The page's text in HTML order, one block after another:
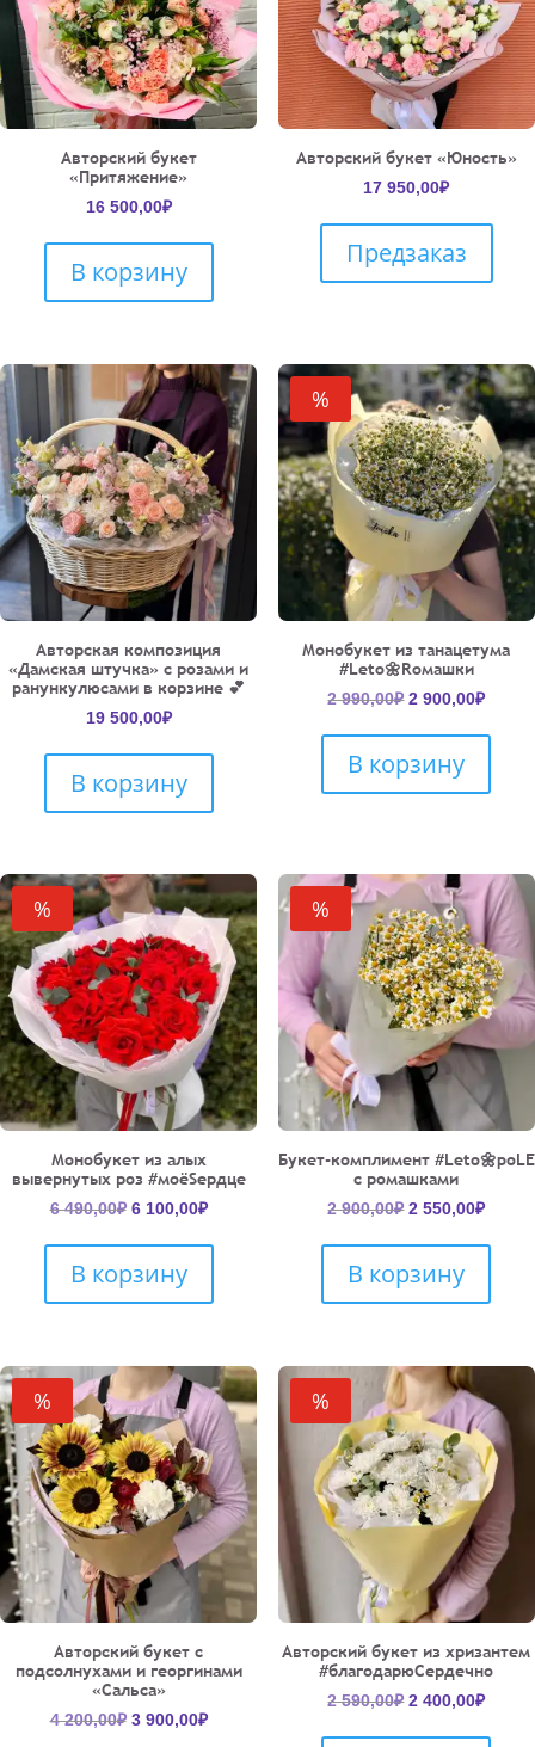
Авторский букет
«Притяжение»
16 500,00₽
В корзину
Авторский букет «Юность»
17 950,00₽
Предзаказ
Авторская композиция
«Дамская штучка» с розами и
ранункулюсами в корзине 💕
19 500,00₽
В корзину
%
Монобукет из танацетума
#Leto🌼Roмашки
2 990,00₽
2
990,00₽.
2 900,00₽
В корзину
%
Монобукет из алых
вывернутых роз #моёSердце
6 490,00₽ Первоначальная
6
490,00₽.
6 100,00₽Текущая
В корзину
%
Букет-комплимент #Leto🌼poLE
с ромашками
2 900,00₽
2
900,00₽.
2 550,00₽
В корзину
%
Авторский букет с
подсолнухами и георгинами
«Сальса»
4 200,00₽ Первоначальная
3 900,00₽Текущая
%
Авторский букет из хризантем
#благодарюСердечно
2 590,00₽ 2 400,00₽